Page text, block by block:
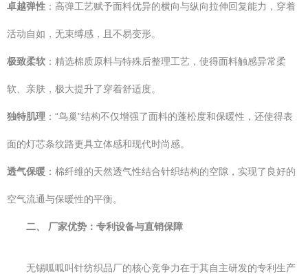
卓越弹性 ：高弹工艺赋予面料优异的横向与纵向拉伸回复能力，穿着
活动自如，无束缚感，且不易变形。
极致柔软 ：精选棉质原料与特殊后整理工艺，使得面料触感异常柔
软、亲肤，极大提升了穿着舒适度。
独特肌理 ：“鸟巢”结构不仅增强了面料的蓬松度和保暖性，还使得表
面的灯芯条纹路更具立体感和现代时尚感。
透气保暖 ：棉纤维的天然透气性结合针织结构的空隙，实现了良好的
空气流通与保暖性的平衡。
二、 厂家优势：专利设备与直销保障
无锡呱呱叫针纺织品厂的核心竞争力在于其自主研发的专利生产